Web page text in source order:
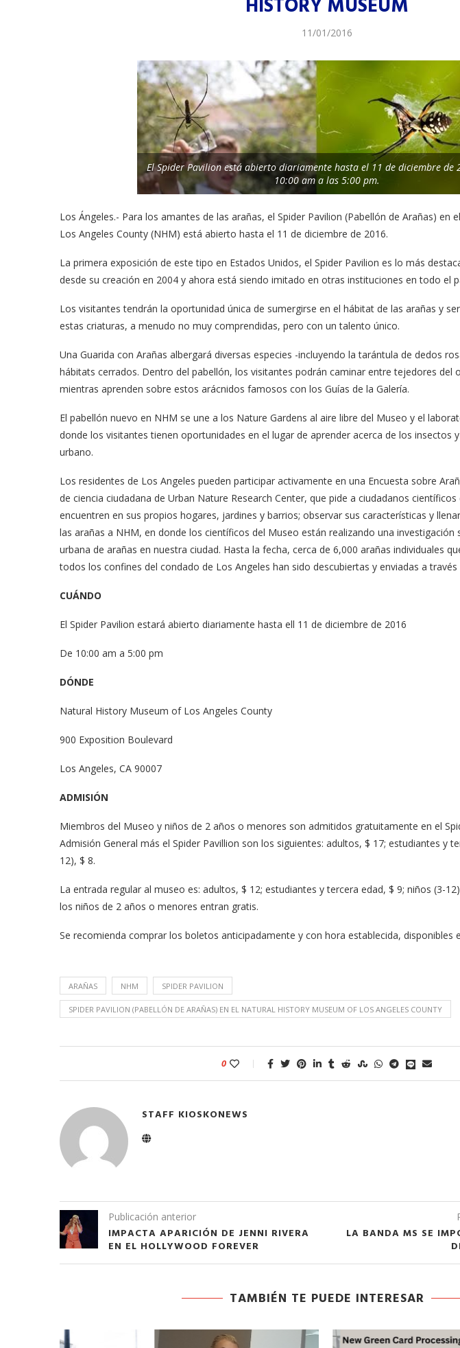
HISTORY MUSEUM
11/01/2016
El Spider Pavilion está abierto diariamente hasta el 11 de diciembre de
10:00 am a las 5:00 pm.
Los Ángeles.- Para los amantes de las arañas, el Spider Pavilion (Pabellón de Arañas) en
Los Angeles County (NHM) está abierto hasta el 11 de diciembre de 2016.
La primera exposición de este tipo en Estados Unidos, el Spider Pavilion es lo más
desde su creación en 2004 y ahora está siendo imitado en otras instituciones en todo el
Los visitantes tendrán la oportunidad única de sumergirse en el hábitat de las arañas y
estas criaturas, a menudo no muy comprendidas, pero con un talento único.
Una Guarida con Arañas albergará diversas especies -incluyendo la tarántula de dedos
hábitats cerrados. Dentro del pabellón, los visitantes podrán caminar entre tejedores del
mientras aprenden sobre estos arácnidos famosos con los Guías de la Galería.
El pabellón nuevo en NHM se une a los Nature Gardens al aire libre del Museo y el
donde los visitantes tienen oportunidades en el lugar de aprender acerca de los insectos
urbano.
Los residentes de Los Angeles pueden participar activamente en una Encuesta sobre
de ciencia ciudadana de Urban Nature Research Center, que pide a ciudadanos
encuentren en sus propios hogares, jardines y barrios; observar sus características y
las arañas a NHM, en donde los científicos del Museo están realizando una investigación
urbana de arañas en nuestra ciudad. Hasta la fecha, cerca de 6,000 arañas individuales
todos los confines del condado de Los Angeles han sido descubiertas y enviadas a través
CUÁNDO
El Spider Pavilion estará abierto diariamente hasta ell 11 de diciembre de 2016
De 10:00 am a 5:00 pm
DÓNDE
Natural History Museum of Los Angeles County
900 Exposition Boulevard
Los Angeles, CA 90007
ADMISIÓN
Miembros del Museo y niños de 2 años o menores son admitidos gratuitamente ​​en el
Admisión General más el Spider Pavillion son los siguientes: adultos, $ 17; estudiantes y
12), $ 8.
La entrada regular al museo es: adultos, $ 12; estudiantes y tercera edad, $ 9; niños (3-
los niños de 2 años o menores entran gratis.
Se recomienda comprar los boletos anticipadamente y con hora establecida, disponibles
ARAÑAS NHM SPIDER PAVILION
SPIDER PAVILION (PABELLÓN DE ARAÑAS) EN EL NATURAL HISTORY MUSEUM OF LOS ANGELES COUNTY
0
STAFF KIOSKONEWS
Publicación anterior
IMPACTA APARICIÓN DE JENNI RIVERA
EN EL HOLLYWOOD FOREVER
LA BANDA MS SE
TAMBIÉN TE PUEDE INTERESAR
imágenes de ‘Velvet